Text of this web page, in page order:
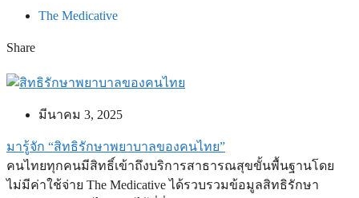
The Medicative
Share
มีนาคม 3, 2025
มารู้จัก “สิทธิรักษาพยาบาลของคนไทย”
คนไทยทุกคนมีสิทธิ์เข้าถึงบริการสาธารณสุขขั้นพื้นฐานโดย
ไม่มีค่าใช้จ่าย The Medicative ได้รวบรวมข้อมูลสิทธิรักษา